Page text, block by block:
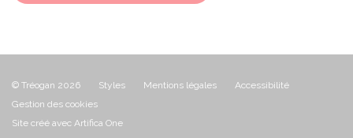
© Tréogan 2026 Styles Mentions légales
Accessibilité
Gestion des cookies
Site créé avec Artifica One